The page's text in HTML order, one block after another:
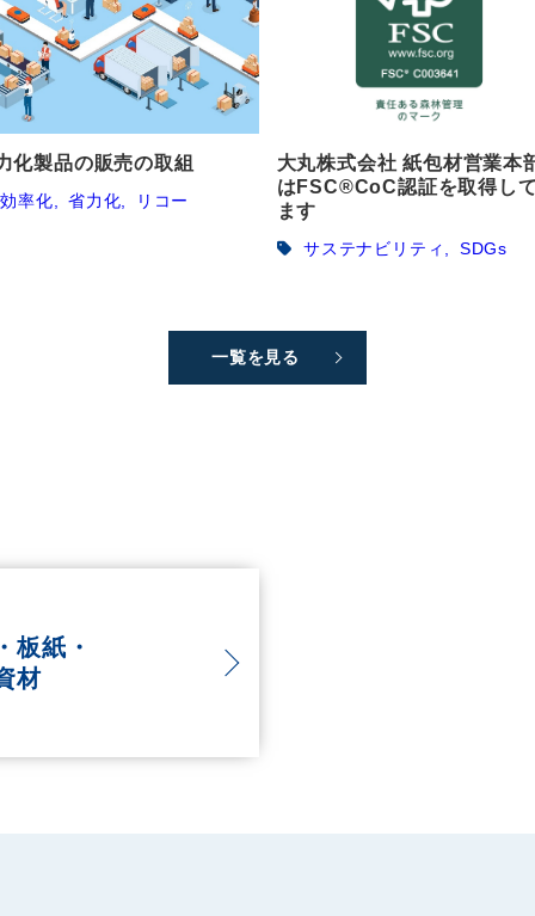
化製品の販売の取組
効率化 省力化 リコー
大丸株式会社 紙包材営業本
はFSC®CoC認証を取得し
ます
サステナビリティ SDGs
一覧を見る
板紙・
材